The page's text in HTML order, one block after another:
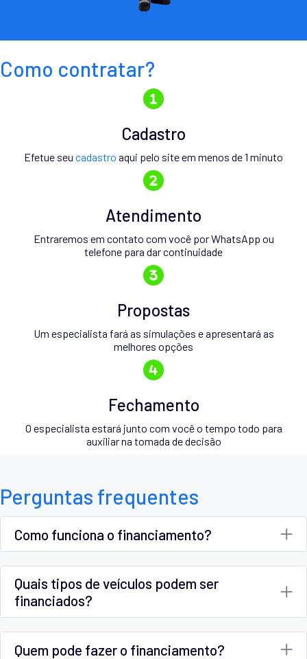
Como contratar?
Cadastro
Efetue seu cadastro aqui pelo site em menos de 1 minuto
Atendimento
Entraremos em contato com você por WhatsApp ou
telefone para dar continuidade
Propostas
Um especialista fará as simulações e apresentará as
melhores opções
Fechamento
O especialista estará junto com você o tempo todo para
auxiliar na tomada de decisão
Perguntas frequentes
Como funciona o financiamento?
Quais tipos de veículos podem ser
financiados?
Quem pode fazer o financiamento?